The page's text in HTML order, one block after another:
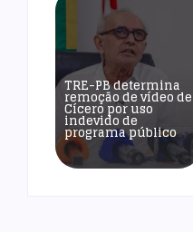
TRE-PB determina
remoção de vídeo de
Cícero por uso
indevido de
programa público